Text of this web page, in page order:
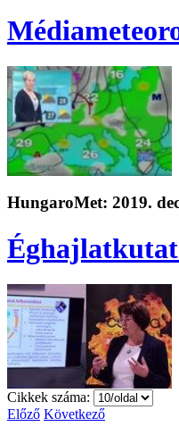
HungaroMet: 2019.
Cikkek száma:
Előző Következő